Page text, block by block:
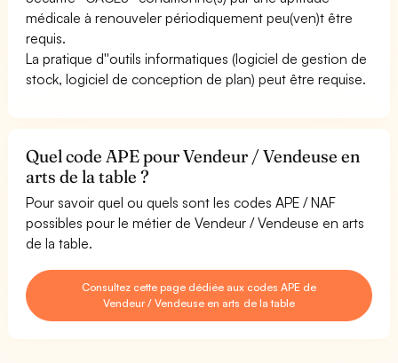
médicale à renouveler périodiquement peu(ven)t être
requis.
La pratique d''outils informatiques (logiciel de gestion de
stock, logiciel de conception de plan) peut être requise.
Quel code APE pour Vendeur / Vendeuse en
arts de la table ?
Pour savoir quel ou quels sont les codes APE / NAF
possibles pour le métier de Vendeur / Vendeuse en arts
de la table.
Consultez cette page dédiée aux codes APE de
Vendeur / Vendeuse en arts de la table